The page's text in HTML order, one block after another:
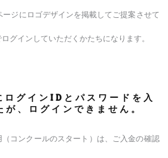
ージにロゴデザインを掲載してご提案させて
グインしていただくかたちになります。
ログインIDとパスワードを入
、ログインできません。
コンクールのスタート）は、ご入金の確認